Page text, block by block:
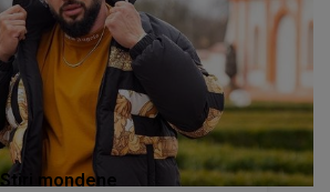
Stiri mondene